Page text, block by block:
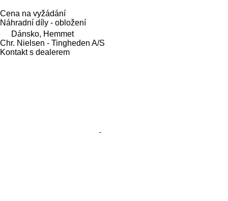
Cena na vyžádání
Náhradní díly - obložení
Dánsko, Hemmet
Chr. Nielsen - Tingheden A/S
Kontakt s dealerem